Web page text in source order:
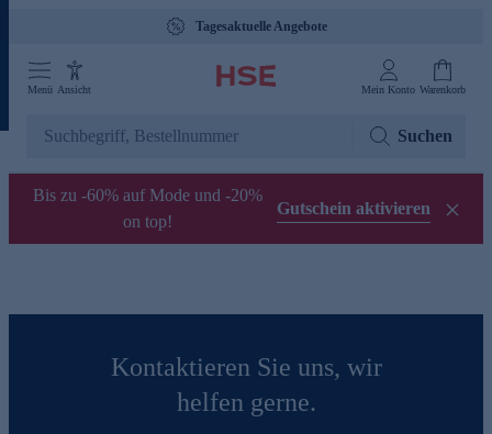
Tagesaktuelle Angebote
Menü Ansicht Mein Konto Warenkorb
Suchen
Bis zu -60% auf Mode und -20%
on top!
Gutschein aktivieren
Kontaktieren Sie uns, wir
helfen gerne.